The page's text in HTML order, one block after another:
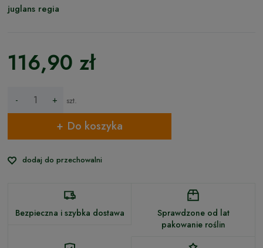
juglans regia
116,90 zł
- + szt.
Do koszyka
dodaj do przechowalni
Bezpieczna i szybka dostawa
Sprawdzone od lat
pakowanie roślin